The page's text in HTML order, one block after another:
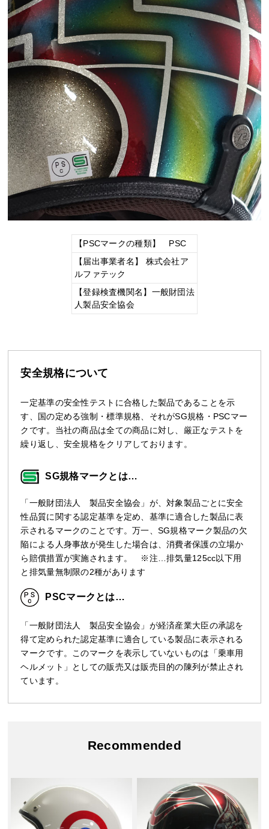
【PSCマークの種類】 PSC
【届出事業者名】 株式会社ア
ルファテック
【登録検査機関名】一般財団法
人製品安全協会
安全規格について
一定基準の安全性テストに合格した製品であることを示
す、国の定める強制・標準規格、それがSG規格・PSCマー
クです。当社の商品は全ての商品に対し、厳正なテストを
繰り返し、安全規格をクリアしております。
SG規格マークとは…
「一般財団法人 製品安全協会」が、対象製品ごとに安全
性品質に関する認定基準を定め、基準に適合した製品に表
示されるマークのことです。万一、SG規格マーク製品の欠
陥による人身事故が発生した場合は、消費者保護の立場か
ら賠償措置が実施されます。 ※注…排気量125cc以下用
と排気量無制限の2種があります
PSCマークとは…
「一般財団法人 製品安全協会」が経済産業大臣の承認を
得て定められた認定基準に適合している製品に表示される
マークです。このマークを表示していないものは「乗車用
ヘルメット」としての販売又は販売目的の陳列が禁止され
ています。
Recommended